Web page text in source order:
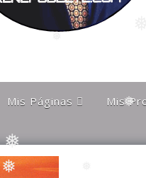
❅
❅
Mis Páginas
Hermandad Blanca
Más Allá Del
Conocimiento
Mis
Charla